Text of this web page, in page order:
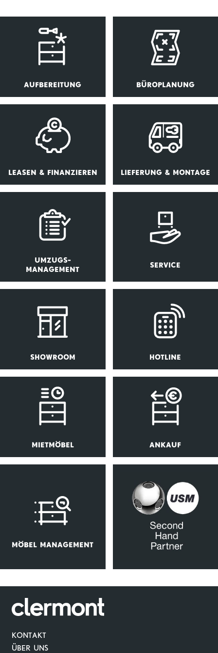
AUFBEREITUNG BÜROPLANUNG
LEASEN & FINANZIEREN LIEFERUNG & MONTAGE
UMZUGS-
MANAGEMENT
SERVICE
SHOWROOM HOTLINE
MIETMÖBEL ANKAUF
MÖBEL MANAGEMENT
KONTAKT
ÜBER UNS